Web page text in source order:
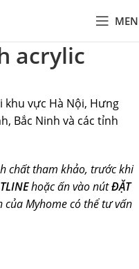
acrylic
khu vực Hà Nội, Hưng
Bắc Ninh và các tỉnh
chất tham khảo, trước khi
hoặc ấn vào nútĐẶT
của Myhome có thể tư vấn